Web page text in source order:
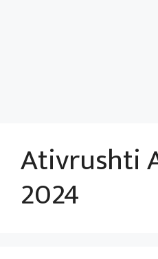
Ativrushti
2024